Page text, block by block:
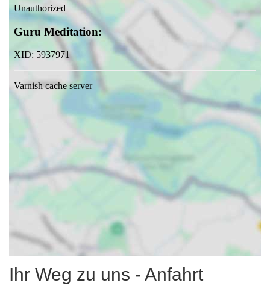
Ihr Weg zu uns - Anfahrt